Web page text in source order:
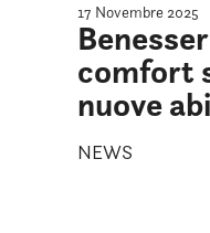
17 Novembre 2025
comfort
nuove
NEWS